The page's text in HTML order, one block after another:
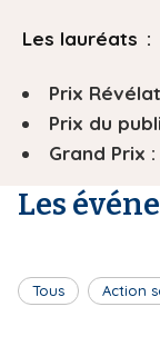
Les lauréats :
Prix
Prix du
Grand Prix :
Les
Tous Action